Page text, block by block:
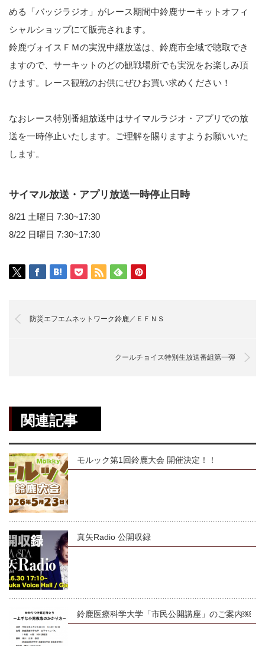
める「バッジラジオ」がレース期間中鈴鹿サーキットオフィ
シャルショップにて販売されます。
鈴鹿ヴォイスＦＭの実況中継放送は、鈴鹿市全域で聴取でき
ますので、サーキットのどの観戦場所でも実況をお楽しみ頂
けます。レース観戦のお供にぜひお買い求めください！
なおレース特別番組放送中はサイマルラジオ・アプリでの放
送を一時停止いたします。ご理解を賜りますようお願いいた
します。
サイマル放送・アプリ放送一時停止日時
8/21 土曜日 7:30~17:30
8/22 日曜日 7:30~17:30
防災エフエムネットワーク鈴鹿／ＥＦＮＳ
クールチョイス特別生放送番組第一弾
関連記事
モルック第1回鈴鹿大会 開催決定！！
真矢Radio 公開収録
鈴鹿医療科学大学「市民公開講座」のご案内￼